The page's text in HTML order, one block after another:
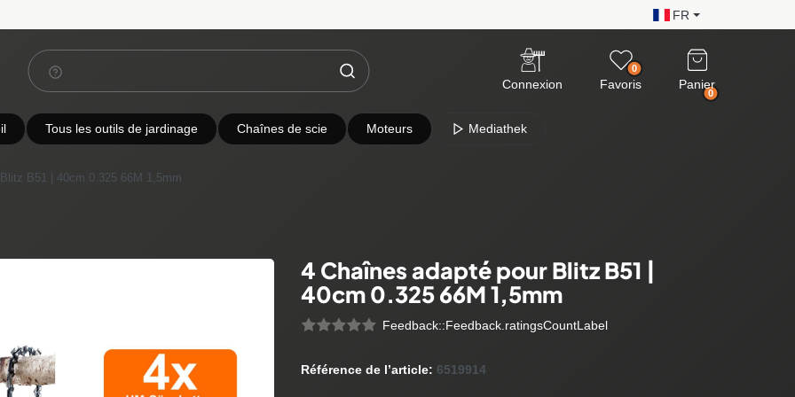
FR
Connexion
0
Favoris
0
Panier
Tous les outils de jardinage Chaînes de scie Moteurs Mediathek
B51 | 40cm 0.325 66M 1,5mm
4 Chaînes adapté pour Blitz B51 |
40cm 0.325 66M 1,5mm
Feedback::Feedback.ratingsCountLabel
Référence de l’article: 6519914